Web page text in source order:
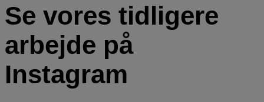
Se vores tidligere
arbejde på
Instagram